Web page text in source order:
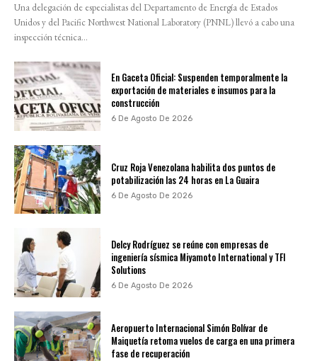
Una delegación de especialistas del Departamento de Energía de Estados
Unidos y del Pacific Northwest National Laboratory (PNNL) llevó a cabo una
inspección técnica...
En Gaceta Oficial: Suspenden temporalmente la
exportación de materiales e insumos para la
construcción
6 De Agosto De 2026
Cruz Roja Venezolana habilita dos puntos de
potabilización las 24 horas en La Guaira
6 De Agosto De 2026
Delcy Rodríguez se reúne con empresas de
ingeniería sísmica Miyamoto International y TFI
Solutions
6 De Agosto De 2026
Aeropuerto Internacional Simón Bolívar de
Maiquetía retoma vuelos de carga en una primera
fase de recuperación